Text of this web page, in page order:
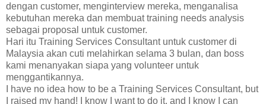
dengan customer, menginterview mereka, menganalisa
kebutuhan mereka dan membuat training needs analysis
sebagai proposal untuk customer.
Hari itu Training Services Consultant untuk customer di
Malaysia akan cuti melahirkan selama 3 bulan, dan boss
kami menanyakan siapa yang volunteer untuk
menggantikannya.
I have no idea how to be a Training Services Consultant, but
I raised my hand! I know I want to do it, and I know I can